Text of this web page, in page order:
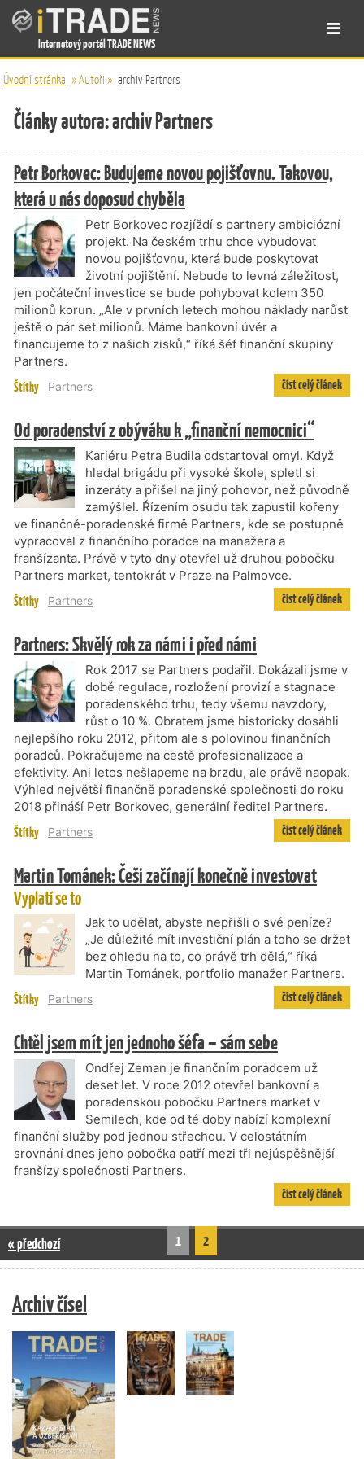
Internetový portál TRADE NEWS
Úvodní stránka »Autoři » archiv Partners
Články autora: archiv Partners
Petr Borkovec: Budujeme novou pojišťovnu. Takovou,
která u nás doposud chyběla
Petr Borkovec rozjíždí s partnery ambiciózní
projekt. Na českém trhu chce vybudovat
novou pojišťovnu, která bude poskytovat
životní pojištění. Nebude to levná záležitost,
jen počáteční investice se bude pohybovat kolem 350
milionů korun. „Ale v prvních letech mohou náklady narůst
ještě o pár set milionů. Máme bankovní úvěr a
financujeme to z našich zisků,“ říká šéf finanční skupiny
Partners.
Štítky Partners číst celý článek
Od poradenství z obýváku k „finanční nemocnici“
Kariéru Petra Budila odstartoval omyl. Když
hledal brigádu při vysoké škole, spletl si
inzeráty a přišel na jiný pohovor, než původně
zamýšlel. Řízením osudu tak zapustil kořeny
ve finančně-poradenské firmě Partners, kde se postupně
vypracoval z finančního poradce na manažera a
franšízanta. Právě v tyto dny otevřel už druhou pobočku
Partners market, tentokrát v Praze na Palmovce.
Štítky Partners číst celý článek
Partners: Skvělý rok za námi i před námi
Rok 2017 se Partners podařil. Dokázali jsme v
době regulace, rozložení provizí a stagnace
poradenského trhu, tedy všemu navzdory,
růst o 10 %. Obratem jsme historicky dosáhli
nejlepšího roku 2012, přitom ale s polovinou finančních
poradců. Pokračujeme na cestě profesionalizace a
efektivity. Ani letos nešlapeme na brzdu, ale právě naopak.
Výhled největší finančně poradenské společnosti do roku
2018 přináší Petr Borkovec, generální ředitel Partners.
Štítky Partners číst celý článek
Martin Tománek: Češi začínají konečně investovat
Vyplatí se to
Jak to udělat, abyste nepřišli o své peníze?
„Je důležité mít investiční plán a toho se držet
bez ohledu na to, co právě trh dělá,“ říká
Martin Tománek, portfolio manažer Partners.
Štítky Partners číst celý článek
Chtěl jsem mít jen jednoho šéfa – sám sebe
Ondřej Zeman je finančním poradcem už
deset let. V roce 2012 otevřel bankovní a
poradenskou pobočku Partners market v
Semilech, kde od té doby nabízí komplexní
finanční služby pod jednou střechou. V celostátním
srovnání dnes jeho pobočka patří mezi tři nejúspěšnější
franšízy společnosti Partners.
číst celý článek
« předchozí 1 2
Archiv čísel